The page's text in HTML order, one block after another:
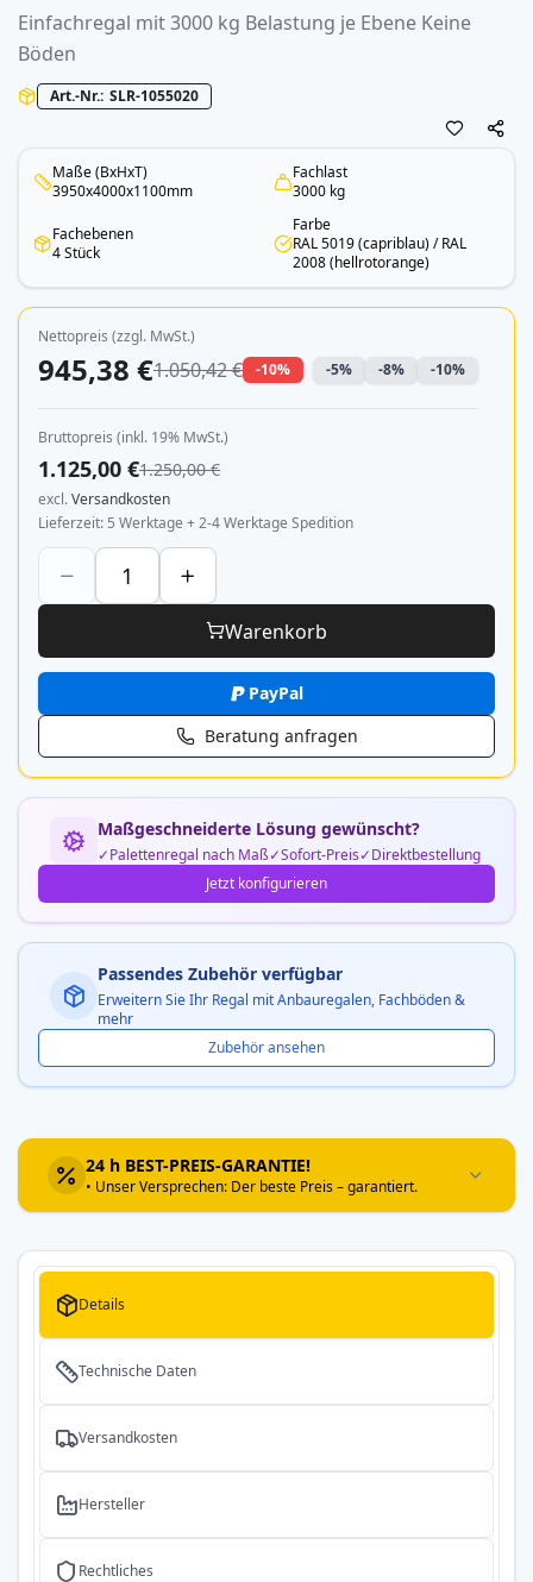
Einfachregal mit 3000 kg Belastung je Ebene Keine
Böden
Art.-Nr. SLR-1055020
Maße (BxHxT)
3950x4000x1100mm
Fachlast
3000 kg
Fachebenen
4 Stück
Farbe
RAL 5019 (capriblau) / RAL
2008 (hellrotorange)
Nettopreis (zzgl. MwSt.)
945,38 €1.050,42 € -10% -5% -8% -10%
Bruttopreis (inkl. 19% MwSt.)
1.125,00 €1.250,00 €
excl.Versandkosten
Lieferzeit 5 Werktage + 2-4 Werktage Spedition
Warenkorb
PayPal
Beratung anfragen
Maßgeschneiderte Lösung gewünscht?
Palettenregal nach Maß Sofort-Preis
Direktbestellung
Jetzt konfigurieren
Passendes Zubehör verfügbar
Erweitern Sie Ihr Regal mit Anbauregalen, Fachböden &
mehr
Zubehör ansehen
24 h BEST-PREIS-GARANTIE!
• Unser Versprechen: Der beste Preis – garantiert.
Details
Technische Daten
Versandkosten
Hersteller
Rechtliches